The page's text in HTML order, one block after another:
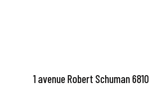
1 avenue Robert Schuman